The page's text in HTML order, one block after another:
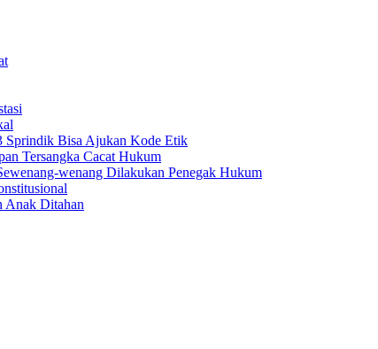
Sprindik Bisa Ajukan Kode Etik
Tersangka Cacat Hukum
wenang Dilakukan Penegak Hukum
Anak Ditahan